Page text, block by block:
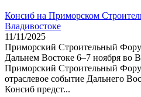
Консиб на Приморском
Владивостоке
11/11/2025
Приморский Строительный
Дальнем Востоке 6–7 ноября во
Приморский Строительный
отраслевое событие Дальнего
Консиб предст...